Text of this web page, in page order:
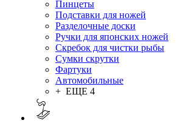
Пинцеты
Подставки для ножей
Разделочные доски
Ручки для японских ножей
Скребок для чистки рыбы
Сумки скрутки
Фартуки
Автомобильные
+ ЕЩЕ 4